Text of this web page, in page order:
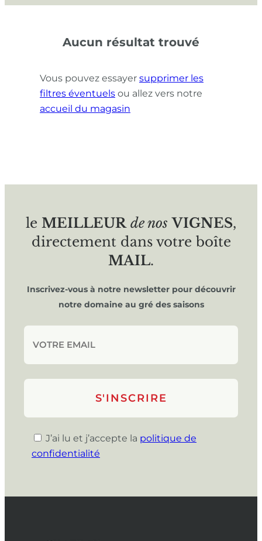
Aucun résultat trouvé
Vous pouvez essayer supprimer les
filtres éventuels ou allez vers notre
accueil du magasin
le MEILLEUR de nos VIGNES,
directement dans votre boîte
MAIL.
Inscrivez-vous à notre newsletter pour découvrir
notre domaine au gré des saisons
J’ai lu et j’accepte la politique de
confidentialité